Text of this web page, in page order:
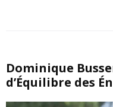
Dominique
d’Équilibre des